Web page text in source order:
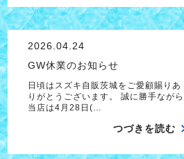
2026.04.24
GW休業のお知らせ
日頃はスズキ自販茨城をご愛顧賜りあ
りがとうございます。 誠に勝手ながら
当店は4月28日(…
つづきを読む